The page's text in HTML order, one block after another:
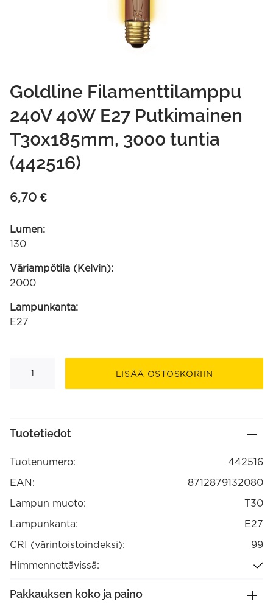
Goldline Filamenttilamppu
240V 40W E27 Putkimainen
T30x185mm, 3000 tuntia
(442516)
6,70 €
Lumen:
130
Väriampötila (Kelvin):
2000
Lampunkanta:
E27
Filamenttilamppu
tuntia
LISÄÄ OSTOSKORIIN
Tuotetiedot
Tuotenumero:
442516
EAN:
8712879132080
Lampun muoto:
T30
Lampunkanta:
E27
CRI (värintoistoindeksi):
99
Himmennettävissä:
Pakkauksen koko ja paino